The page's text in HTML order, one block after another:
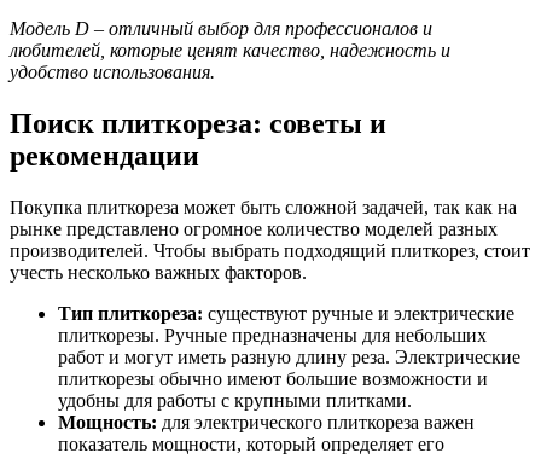
Модель D – отличный выбор для профессионалов и
любителей, которые ценят качество, надежность и
удобство использования.
Поиск плиткореза: советы и
рекомендации
Покупка плиткореза может быть сложной задачей, так как на
рынке представлено огромное количество моделей разных
производителей. Чтобы выбрать подходящий плиткорез, стоит
учесть несколько важных факторов.
Тип плиткореза: существуют ручные и электрические
плиткорезы. Ручные предназначены для небольших
работ и могут иметь разную длину реза. Электрические
плиткорезы обычно имеют большие возможности и
удобны для работы с крупными плитками.
Мощность: для электрического плиткореза важен
показатель мощности, который определяет его